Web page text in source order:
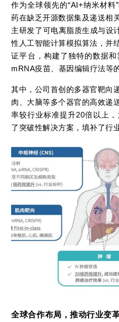
作为全球领先的“AI+纳米材料
药在缺乏开源数据集及递送相
主研发了可电离脂质生成与设
性人工智能计算模拟算法，并
证平台，构建了独特的数据和
mRNA疫苗、基因编辑疗法等
其中，公司首创的多器官靶向
肉、大脑等多个器官的高效递
率较行业标准提升20倍以上
了突破性解决方案，填补了行
全球合作布局，推动行业变